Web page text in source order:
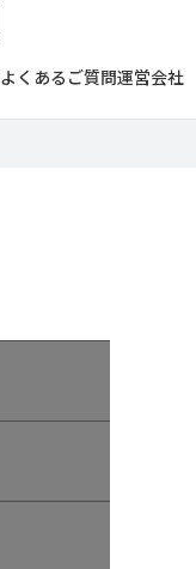
よくあるご質問運営会社